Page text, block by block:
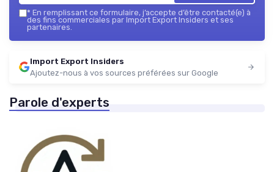
* En remplissant ce formulaire, j’accepte d’être contacté(e) à
des fins commerciales par Import Export Insiders et ses
partenaires.
Import Export Insiders
Ajoutez-nous à vos sources préférées sur Google
Parole d'experts